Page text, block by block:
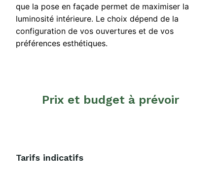
que la pose en façade permet de maximiser la
luminosité intérieure. Le choix dépend de la
configuration de vos ouvertures et de vos
préférences esthétiques.
Prix et budget à prévoir
Tarifs indicatifs